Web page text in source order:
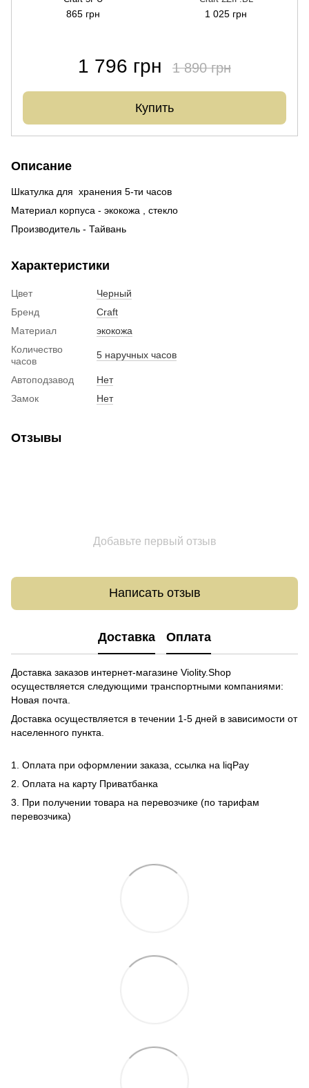
865 грн 1 025 грн
1 796 грн 1 890 грн
Купить
Описание
Шкатулка для хранения 5-ти часов
Материал корпуса - экокожа , стекло
Производитель - Тайвань
Характеристики
Цвет
Черный
Бренд
Craft
Материал
экокожа
Количество
часов
5 наручных часов
Автоподзавод
Нет
Замок
Нет
Отзывы
Добавьте первый отзыв
Написать отзыв
Доставка Оплата
Доставка заказов интернет-магазине Violity.Shop
осуществляется следующими транспортными компаниями:
Новая почта.
Доставка осуществляется в течении 1-5 дней в зависимости от
населенного пункта.
1. Оплата при оформлении заказа, ссылка на liqPay
2. Оплата на карту Приватбанка
3. При получении товара на перевозчике (по тарифам
перевозчика)